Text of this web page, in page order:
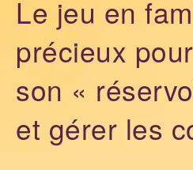
Le jeu en
précieux
son «
et gérer les